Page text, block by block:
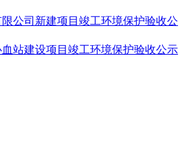
公司新建项目竣工环境保护验收公
站建设项目竣工环境保护验收公示